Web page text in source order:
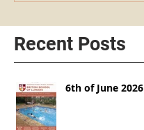
Recent Posts
6th of June 2026